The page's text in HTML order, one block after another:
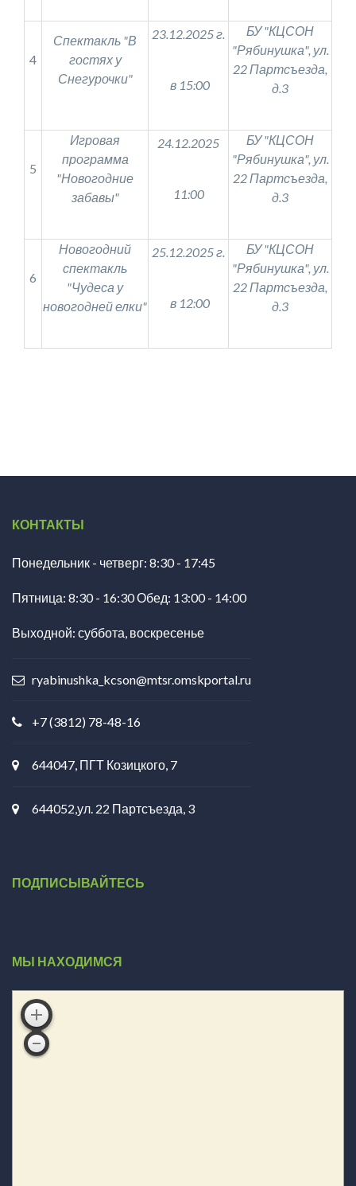
4
Спектакль "В
гостях у
Снегурочки"
23.12.2025 г.
в 15:00
БУ "КЦСОН
"Рябинушка", ул.
22 Партсъезда,
д.3
5
Игровая
программа
"Новогодние
забавы"
24.12.2025
11:00
БУ "КЦСОН
"Рябинушка", ул.
22 Партсъезда,
д.3
6
Новогодний
спектакль
"Чудеса у
новогодней елки"
25.12.2025 г.
в 12:00
БУ "КЦСОН
"Рябинушка", ул.
22 Партсъезда,
д.3
КОНТАКТЫ
Понедельник - четверг: 8:30 - 17:45
Пятница: 8:30 - 16:30 Обед: 13:00 - 14:00
Выходной: суббота, воскресенье
ryabinushka_kcson@mtsr.omskportal.ru
+7 (3812) 78-48-16
644047, ПГТ Козицкого, 7
644052,ул. 22 Партсъезда, 3
ПОДПИСЫВАЙТЕСЬ
МЫ НАХОДИМСЯ